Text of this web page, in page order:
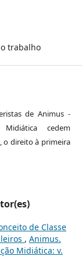
trabalho
de Animus -
Midiática cedem
o direito à primeira
de Classe
, Animus.
Midiática: v.